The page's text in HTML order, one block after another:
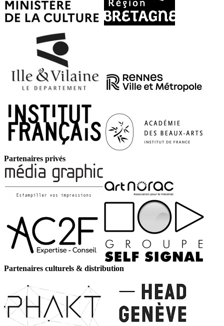
Partenaires privés
Partenaires culturels & distribution